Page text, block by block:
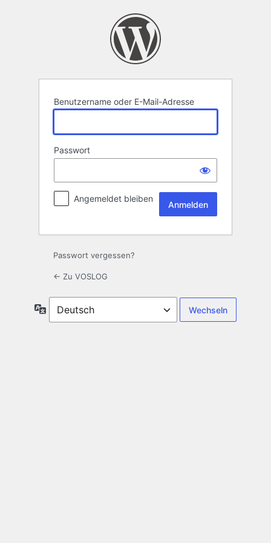
Benutzername oder E-Mail-Adresse
Passwort
Angemeldet bleiben
Passwort vergessen?
← Zu VOSLOG
Sprache